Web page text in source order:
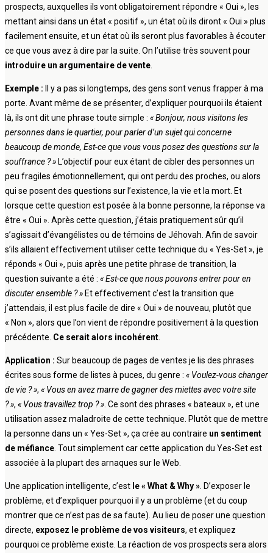
prospects, auxquelles ils vont obligatoirement répondre « Oui », les
mettant ainsi dans un état « positif », un état où ils diront « Oui » plus
facilement ensuite, et un état où ils seront plus favorables à écouter
ce que vous avez à dire par la suite. On l’utilise très souvent pour
introduire un argumentaire de vente
Exemple : Il y a pas si longtemps, des gens sont venus frapper à ma
porte. Avant même de se présenter, d’expliquer pourquoi ils étaient
là, ils ont dit une phrase toute simple : « Bonjour, nous visitons les
personnes dans le quartier, pour parler d’un sujet qui concerne
beaucoup de monde, Est-ce que vous vous posez des questions sur la
souffrance ? » L’objectif pour eux étant de cibler des personnes un
peu fragiles émotionnellement, qui ont perdu des proches, ou alors
qui se posent des questions sur l’existence, la vie et la mort. Et
lorsque cette question est posée à la bonne personne, la réponse va
être « Oui ». Après cette question, j’étais pratiquement sûr qu’il
s’agissait d’évangélistes ou de témoins de Jéhovah. Afin de savoir
s’ils allaient effectivement utiliser cette technique du « Yes-Set », je
réponds « Oui », puis après une petite phrase de transition, la
question suivante a été : « Est-ce que nous pouvons entrer pour en
discuter ensemble ? » Et effectivement c’est la transition que
j’attendais, il est plus facile de dire « Oui » de nouveau, plutôt que
« Non », alors que l’on vient de répondre positivement à la question
précédente. Ce serait alors incohérent
Application : Sur beaucoup de pages de ventes je lis des phrases
écrites sous forme de listes à puces, du genre : « Voulez-vous changer
de vie ? », « Vous en avez marre de gagner des miettes avec votre site
? », « Vous travaillez trop ? » . Ce sont des phrases « bateaux », et une
utilisation assez maladroite de cette technique. Plutôt que de mettre
la personne dans un « Yes-Set », ça crée au contraire un sentiment
de méfiance . Tout simplement car cette application du Yes-Set est
associée à la plupart des arnaques sur le Web.
Une application intelligente, c’est le « What & Why » . D’exposer le
problème, et d’expliquer pourquoi il y a un problème (et du coup
montrer que ce n’est pas de sa faute). Au lieu de poser une question
directe, exposez le problème de vos visiteurs, et expliquez
pourquoi ce problème existe. La réaction de vos prospects sera alors